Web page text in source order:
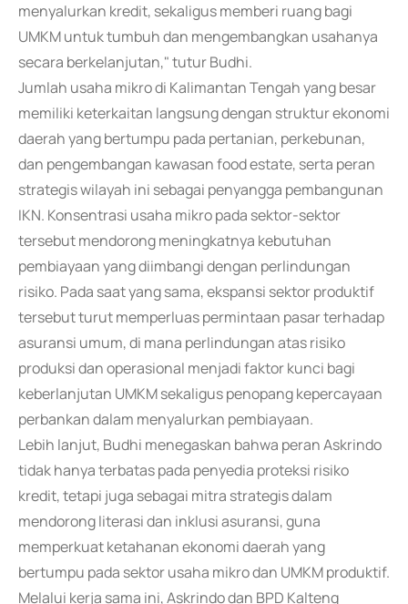
menyalurkan kredit, sekaligus memberi ruang bagi
UMKM untuk tumbuh dan mengembangkan usahanya
secara berkelanjutan," tutur Budhi.
Jumlah usaha mikro di Kalimantan Tengah yang besar
memiliki keterkaitan langsung dengan struktur ekonomi
daerah yang bertumpu pada pertanian, perkebunan,
dan pengembangan kawasan food estate, serta peran
strategis wilayah ini sebagai penyangga pembangunan
IKN. Konsentrasi usaha mikro pada sektor-sektor
tersebut mendorong meningkatnya kebutuhan
pembiayaan yang diimbangi dengan perlindungan
risiko. Pada saat yang sama, ekspansi sektor produktif
tersebut turut memperluas permintaan pasar terhadap
asuransi umum, di mana perlindungan atas risiko
produksi dan operasional menjadi faktor kunci bagi
keberlanjutan UMKM sekaligus penopang kepercayaan
perbankan dalam menyalurkan pembiayaan.
Lebih lanjut, Budhi menegaskan bahwa peran Askrindo
tidak hanya terbatas pada penyedia proteksi risiko
kredit, tetapi juga sebagai mitra strategis dalam
mendorong literasi dan inklusi asuransi, guna
memperkuat ketahanan ekonomi daerah yang
bertumpu pada sektor usaha mikro dan UMKM produktif.
Melalui kerja sama ini, Askrindo dan BPD Kalteng